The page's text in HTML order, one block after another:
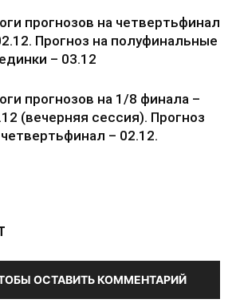
прогнозов на четвертьфинал
Прогноз на полуфинальные
– 03.12
прогнозов на 1/8 финала –
(вечерняя сессия). Прогноз
– 02.12.
ОСТАВИТЬ КОММЕНТАРИЙ